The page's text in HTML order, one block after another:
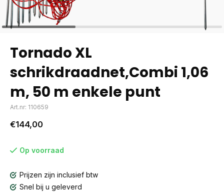
Tornado XL
schrikdraadnet,Combi 1,06
m, 50 m enkele punt
Art.nr: 110659
€144,00
Op voorraad
Prijzen zijn inclusief btw
Snel bij u geleverd